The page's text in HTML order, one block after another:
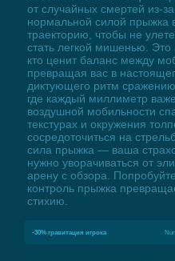
от случайных смертей из-
нормальной силой прыжка
траекторию, чтобы не
стать легкой мишенью.
кто ценит баланс между
превращая вас в
диктующего ритм
где каждый миллиметр
воздушной мобильности
текстурах и окружения
сосредоточиться на
сила прыжка — ваша
нужно уворачиваться от
арену с обзора.
контроль прыжка
стихию.
-30% гравитация игрока